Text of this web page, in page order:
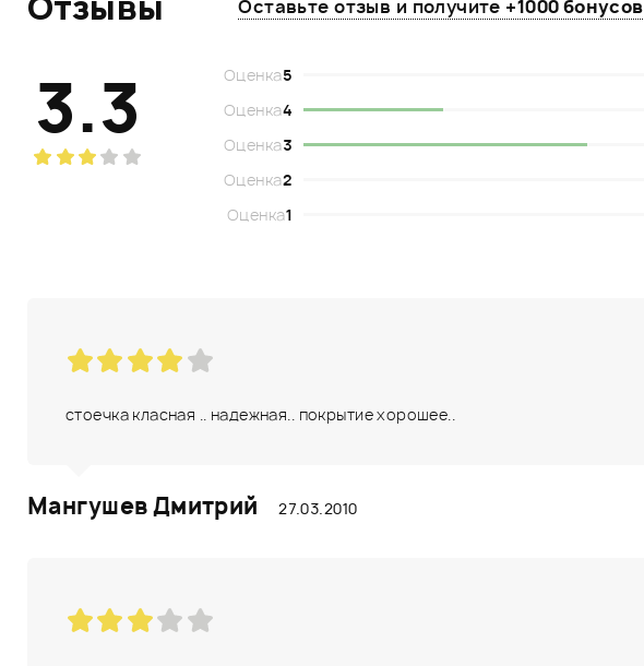
Оставьте отзыв и получите +1000 бонусов
3.3 Оценка5
Оценка4
Оценка3
Оценка2
Оценка1
стоечка класная .. надежная.. покрытие хорошее..
Мангушев Дмитрий 27.03.2010